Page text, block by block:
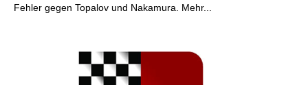
Fehler gegen Topalov und Nakamura. Mehr...